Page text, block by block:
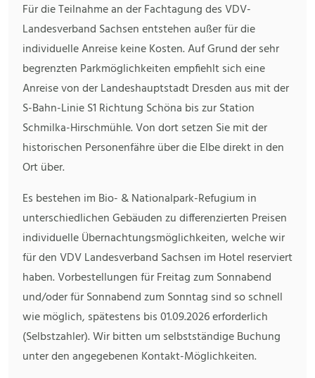
Für die Teilnahme an der Fachtagung des VDV-
Landesverband Sachsen entstehen außer für die
individuelle Anreise keine Kosten. Auf Grund der sehr
begrenzten Parkmöglichkeiten empfiehlt sich eine
Anreise von der Landeshauptstadt Dresden aus mit der
S-Bahn-Linie S1 Richtung Schöna bis zur Station
Schmilka-Hirschmühle. Von dort setzen Sie mit der
historischen Personenfähre über die Elbe direkt in den
Ort über.
Es bestehen im Bio- & Nationalpark-Refugium in
unterschiedlichen Gebäuden zu differenzierten Preisen
individuelle Übernachtungsmöglichkeiten, welche wir
für den VDV Landesverband Sachsen im Hotel reserviert
haben. Vorbestellungen für Freitag zum Sonnabend
und/oder für Sonnabend zum Sonntag sind so schnell
wie möglich, spätestens bis 01.09.2026 erforderlich
(Selbstzahler). Wir bitten um selbstständige Buchung
unter den angegebenen Kontakt-Möglichkeiten.